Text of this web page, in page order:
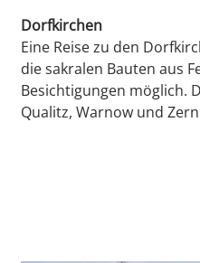
Dorfkirchen
Eine Reise zu den
die sakralen Bauten aus
Besichtigungen möglich.
Qualitz, Warnow und